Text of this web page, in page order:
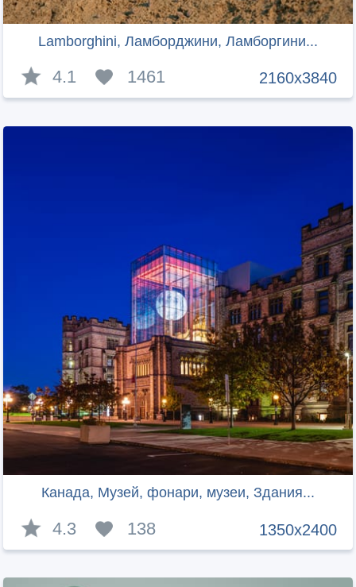
Lamborghini, Ламборджини, Ламборгини...
2160x3840
4.1 1461
Канада, Музей, фонари, музеи, Здания...
1350x2400
4.3 138